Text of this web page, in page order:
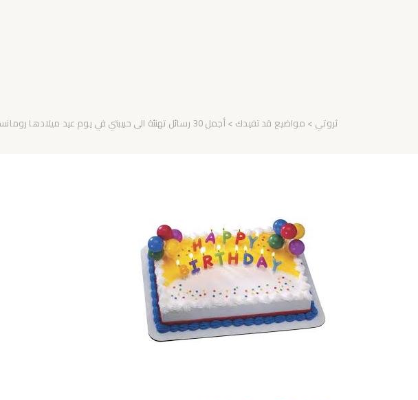
ثروتي > مواضيع قد تفيدك > أجمل 30 رسائل تهنئة الى حبيبتي في يوم عيد ميلادها رومانسية طويلة